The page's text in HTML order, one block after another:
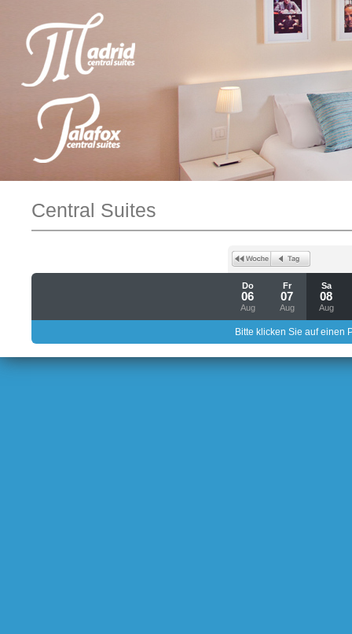
Central Suites
Do
06
Aug
Fr
07
Aug
Sa
08
Aug
Bitte klicken Sie auf einen